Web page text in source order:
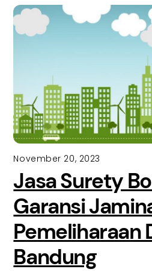
November 20, 2023
Jasa Surety
Garansi
Pemeliharaan
Bandung